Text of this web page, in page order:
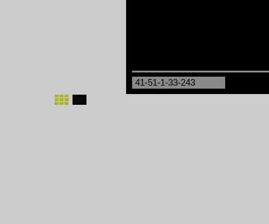
41-51-1-33-243